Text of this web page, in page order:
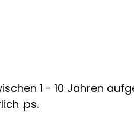
1 - 10 Jahren
.ps.